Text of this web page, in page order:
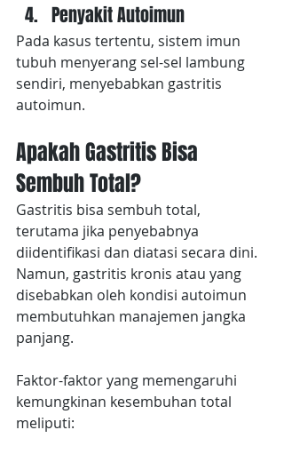
Penyakit Autoimun
Pada kasus tertentu, sistem imun
tubuh menyerang sel-sel lambung
sendiri, menyebabkan gastritis
autoimun.
Apakah Gastritis Bisa
Sembuh Total?
Gastritis bisa sembuh total,
terutama jika penyebabnya
diidentifikasi dan diatasi secara dini.
Namun, gastritis kronis atau yang
disebabkan oleh kondisi autoimun
membutuhkan manajemen jangka
panjang.
Faktor-faktor yang memengaruhi
kemungkinan kesembuhan total
meliputi: